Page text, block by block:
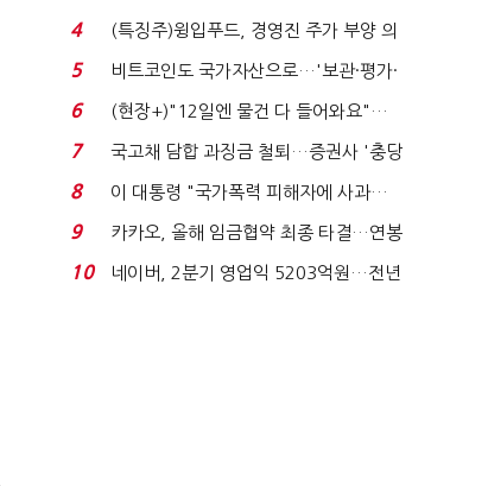
요"…'덜 똘똘한 한 채' 20...
4
(특징주)윙입푸드, 경영진 주가 부양 의
지에 상한가...
5
비트코인도 국가자산으로…'보관·평가·
처분' 기준은 ...
6
(현장+)"12일엔 물건 다 들어와요"…
빈 매대 채우며 문 연 ...
7
국고채 담합 과징금 철퇴…증권사 '충당
금 폭탄' 우려...
8
이 대통령 "국가폭력 피해자에 사과…
적극적 조사로 진...
9
카카오, 올해 임금협약 최종 타결…연봉
6.3% 인상·격려...
10
네이버, 2분기 영업익 5203억원…전년